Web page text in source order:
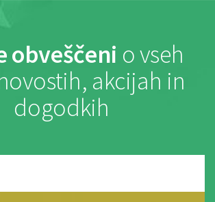
obveščeni o vseh
akcijah in
dogodkih